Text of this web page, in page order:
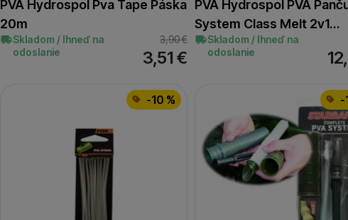
PVA Hydrospol Pva Tape Páska
20m
Skladom / Ihneď na
odoslanie
3,90€
3,51 €
PVA Hydrospol PVA
System Class Melt 2v1…
Skladom / Ihneď na
odoslanie
-10 % -